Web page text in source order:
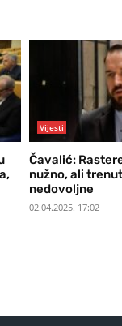
Vijesti
Čavalić:
nužno, ali
nedovoljne
02.04.2025. 17:02